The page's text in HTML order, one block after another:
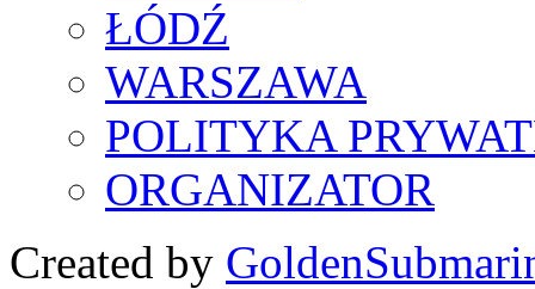
ŁÓDŹ
WARSZAWA
POLITYKA
ORGANIZATOR
Created by